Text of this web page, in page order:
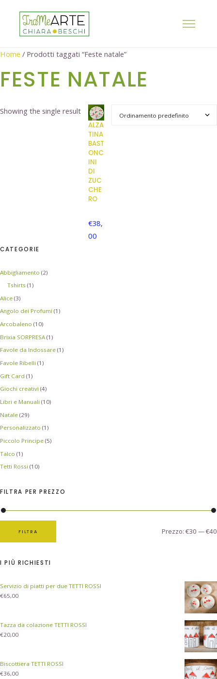
Home / Prodotti taggati “Feste natale”
FESTE NATALE
Showing the single result
ALZA
TINA
BAST
ONC
INI
DI
ZUC
CHE
RO
€38,
00
CATEGORIE
Abbigliamento (2)
Tshirts (1)
Alice (3)
Angolo dei Profumi (1)
Arcobaleno (10)
Brixia SORPRESA (1)
Favole da Indossare (1)
Favole Ribelli (1)
Gift Card (1)
Giochi creativi (4)
Libri e Manuali (10)
Natale (29)
Personalizzato (1)
Piccolo Principe (5)
Talco (1)
Tetti Rossi (10)
FILTRA PER PREZZO
FILTRA Prezzo: €30 —€40
I PIÙ RICHIESTI
Servizio di piatti per due TETTI ROSSI
€65,00
Tazza da colazione TETTI ROSSI
€20,00
Biscottiera TETTI ROSSI
€36,00